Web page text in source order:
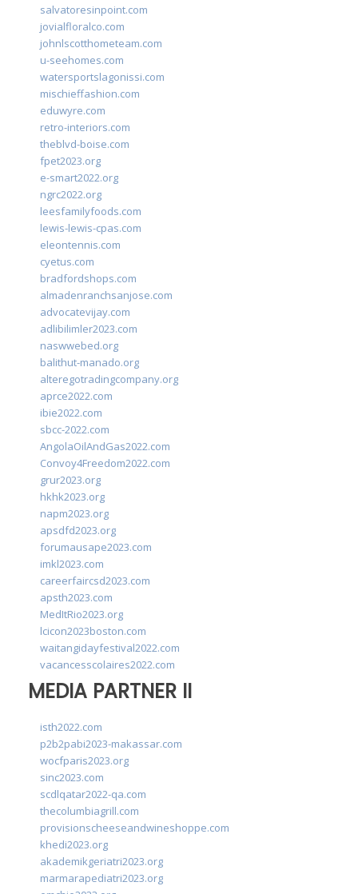
salvatoresinpoint.com
jovialfloralco.com
johnlscotthometeam.com
u-seehomes.com
watersportslagonissi.com
mischieffashion.com
eduwyre.com
retro-interiors.com
theblvd-boise.com
fpet2023.org
e-smart2022.org
ngrc2022.org
leesfamilyfoods.com
lewis-lewis-cpas.com
eleontennis.com
cyetus.com
bradfordshops.com
almadenranchsanjose.com
advocatevijay.com
adlibilimler2023.com
naswwebed.org
balithut-manado.org
alteregotradingcompany.org
aprce2022.com
ibie2022.com
sbcc-2022.com
AngolaOilAndGas2022.com
Convoy4Freedom2022.com
grur2023.org
hkhk2023.org
napm2023.org
apsdfd2023.org
forumausape2023.com
imkl2023.com
careerfaircsd2023.com
apsth2023.com
MedItRio2023.org
lcicon2023boston.com
waitangidayfestival2022.com
vacancesscolaires2022.com
MEDIA PARTNER II
isth2022.com
p2b2pabi2023-makassar.com
wocfparis2023.org
sinc2023.com
scdlqatar2022-qa.com
thecolumbiagrill.com
provisionscheeseandwineshoppe.com
khedi2023.org
akademikgeriatri2023.org
marmarapediatri2023.org